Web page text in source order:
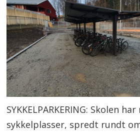
SYKKELPARKERING: Skolen
sykkelplasser, spredt rundt